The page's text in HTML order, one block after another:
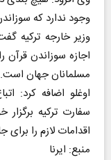
وجود ندارد که
وزیر خارجه ترکیه
اجازه سوزاندن
مسلمانان جهان است.
اوغلو اضافه کرد:
سفارت ترکیه
اقدامات لازم را
منبع: ایرنا